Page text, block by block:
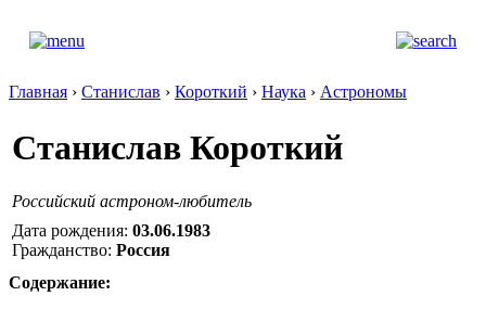
Главная › Станислав › Короткий › Наука › Астрономы
Станислав Короткий
Российский астроном-любитель
Дата рождения: 03.06.1983
Гражданство: Россия
Содержание: